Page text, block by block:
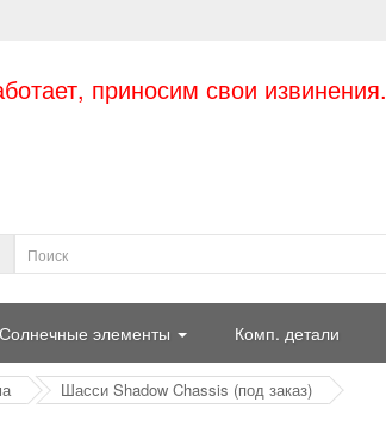
приносим свои извинения.
Солнечные элементы Комп. детали
Шасси Shadow Chassis (под заказ)